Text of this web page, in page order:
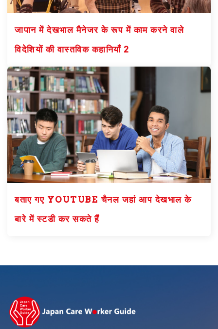
जापान में देखभाल मैनेजर के रूप में काम करने वाले
विदेशियों की वास्तविक कहानियाँ 2
बताए गए YOUTUBE चैनल जहां आप देखभाल के
बारे में स्टडी कर सकते हैं